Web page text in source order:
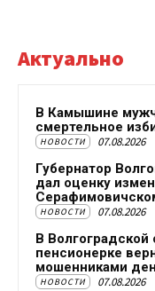
Актуально
В Камышине
смертельное
НОВОСТИ 07.08.2026
Губернатор
дал оценку
НОВОСТИ 07.08.2026
В Волгоградской
пенсионерке
мошенниками
НОВОСТИ 07.08.2026